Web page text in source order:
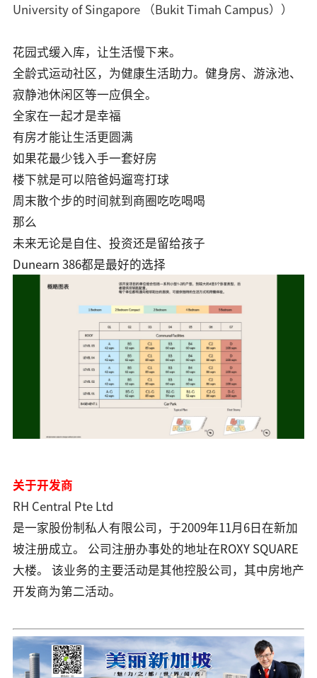
University of Singapore （Bukit Timah Campus））
花园式缓入库，让生活慢下来。
全龄式运动社区，为健康生活助力。健身房、游泳池、
寂静池休闲区等一应俱全。
全家在一起才是幸福
有房才能让生活更圆满
如果花最少钱入手一套好房
楼下就是可以陪爸妈遛弯打球
周末散个步的时间就到商圈吃吃喝喝
那么
未来无论是自住、投资还是留给孩子
Dunearn 386都是最好的选择
关于开发商
RH Central Pte Ltd
是一家股份制私人有限公司，于2009年11月6日在新加
坡注册成立。 公司注册办事处的地址在ROXY SQUARE
大楼。 该业务的主要活动是其他控股公司，其中房地产
开发商为第二活动。